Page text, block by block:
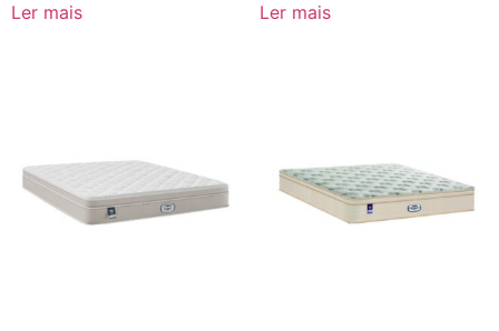
Ler mais Ler mais